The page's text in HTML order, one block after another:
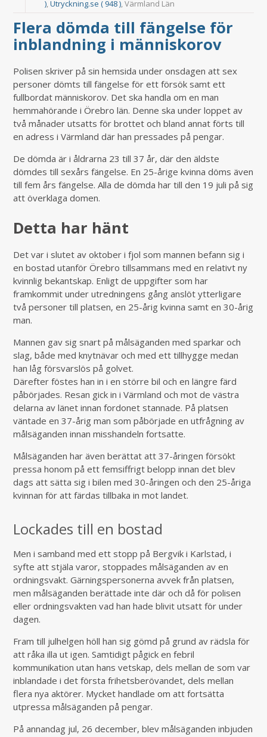
),Utryckning.se ( 948 ), Värmland Län
Flera dömda till fängelse för
inblandning i människorov
Polisen skriver på sin hemsida under onsdagen att sex
personer dömts till fängelse för ett försök samt ett
fullbordat människorov. Det ska handla om en man
hemmahörande i Örebro län. Denne ska under loppet av
två månader utsatts för brottet och bland annat förts till
en adress i Värmland där han pressades på pengar.
De dömda är i åldrarna 23 till 37 år, där den äldste
dömdes till sexårs fängelse. En 25-årige kvinna döms även
till fem års fängelse. Alla de dömda har till den 19 juli på sig
att överklaga domen.
Detta har hänt
Det var i slutet av oktober i fjol som mannen befann sig i
en bostad utanför Örebro tillsammans med en relativt ny
kvinnlig bekantskap. Enligt de uppgifter som har
framkommit under utredningens gång anslöt ytterligare
två personer till platsen, en 25-årig kvinna samt en 30-årig
man.
Mannen gav sig snart på målsäganden med sparkar och
slag, både med knytnävar och med ett tillhygge medan
han låg försvarslös på golvet.
Därefter föstes han in i en större bil och en längre färd
påbörjades. Resan gick in i Värmland och mot de västra
delarna av länet innan fordonet stannade. På platsen
väntade en 37-årig man som påbörjade en utfrågning av
målsäganden innan misshandeln fortsatte.
Målsäganden har även berättat att 37-åringen försökt
pressa honom på ett femsiffrigt belopp innan det blev
dags att sätta sig i bilen med 30-åringen och den 25-åriga
kvinnan för att färdas tillbaka in mot landet.
Lockades till en bostad
Men i samband med ett stopp på Bergvik i Karlstad, i
syfte att stjäla varor, stoppades målsäganden av en
ordningsvakt. Gärningspersonerna avvek från platsen,
men målsäganden berättade inte där och då för polisen
eller ordningsvakten vad han hade blivit utsatt för under
dagen.
Fram till julhelgen höll han sig gömd på grund av rädsla för
att råka illa ut igen. Samtidigt pågick en febril
kommunikation utan hans vetskap, dels mellan de som var
inblandade i det första frihetsberövandet, dels mellan
flera nya aktörer. Mycket handlade om att fortsätta
utpressa målsäganden på pengar.
På annandag jul, 26 december, blev målsäganden inbjuden